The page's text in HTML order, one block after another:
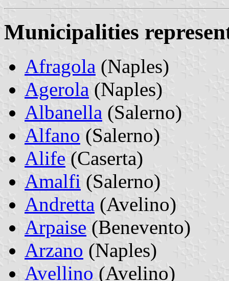
Municipalities
Afragola (Naples)
Agerola (Naples)
Albanella (Salerno)
Alfano (Salerno)
Alife (Caserta)
Amalfi (Salerno)
Andretta (Avelino)
Arpaise (Benevento)
Arzano (Naples)
Avellino (Avelino)